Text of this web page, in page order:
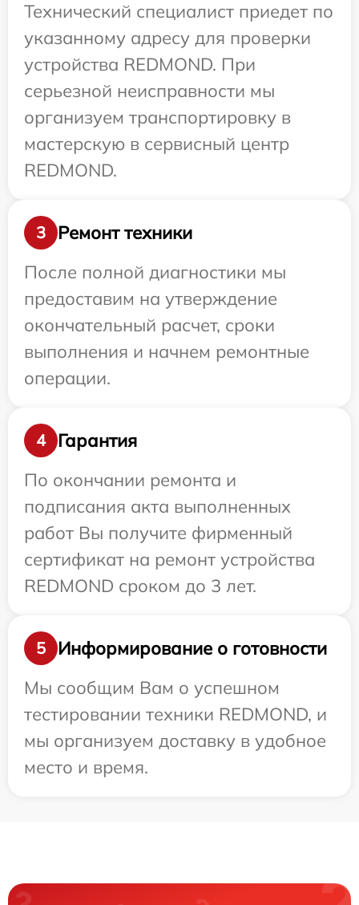
Технический специалист приедет по
указанному адресу для проверки
устройства REDMOND. При
серьезной неисправности мы
организуем транспортировку в
мастерскую в сервисный центр
REDMOND.
3
Ремонт техники
После полной диагностики мы
предоставим на утверждение
окончательный расчет, сроки
выполнения и начнем ремонтные
операции.
4
Гарантия
По окончании ремонта и
подписания акта выполненных
работ Вы получите фирменный
сертификат на ремонт устройства
REDMOND сроком до 3 лет.
5
Информирование о готовности
Мы сообщим Вам о успешном
тестировании техники REDMOND, и
мы организуем доставку в удобное
место и время.